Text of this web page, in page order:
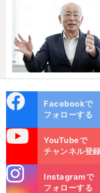
ok
Facebookで
フォローする
YouTubeで
チャンネル登録
m
Instagramで
フォローする